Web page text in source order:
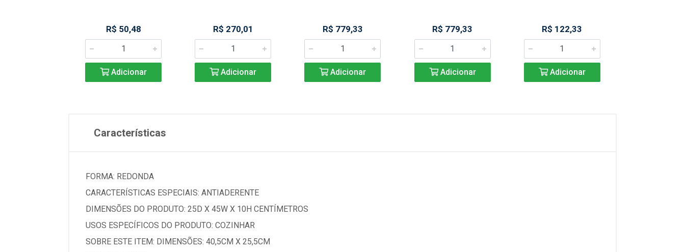
R$ 50,48
Adicionar
R$ 270,01
Adicionar
R$ 779,33
Adicionar
R$ 779,33
Adicionar
R$ 122,33
Adicionar
Características
FORMA: REDONDA
CARACTERÍSTICAS ESPECIAIS: ANTIADERENTE
DIMENSÕES DO PRODUTO: 25D X 45W X 10H CENTÍMETROS
USOS ESPECÍFICOS DO PRODUTO: COZINHAR
SOBRE ESTE ITEM: DIMENSÕES: 40,5CM X 25,5CM